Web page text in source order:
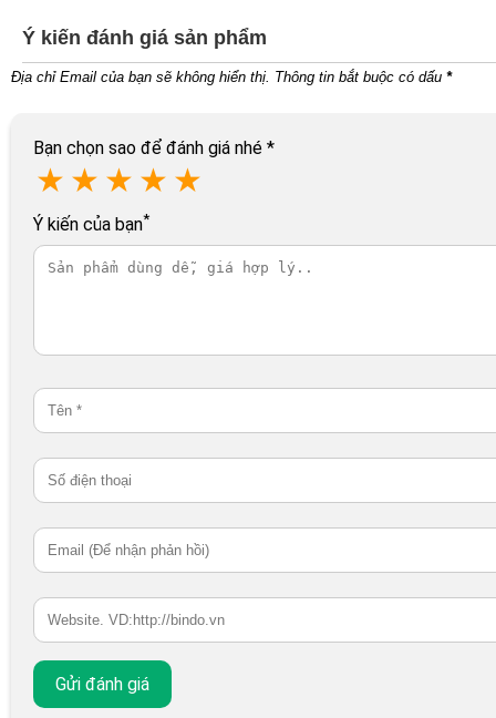
Ý kiến đánh giá sản phẩm
Địa chỉ Email của bạn sẽ không hiển thị. Thông tin bắt buộc có dấu *
Bạn chọn sao để đánh giá nhé *
★ ★ ★ ★ ★
Ý kiến của bạn*